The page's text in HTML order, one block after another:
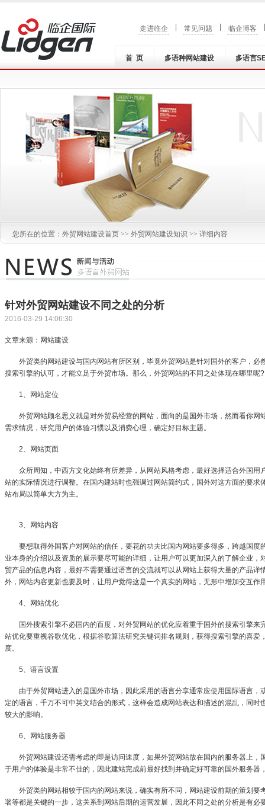
走进临企 常见问题 临企博客
首 页 多语种网站建设 多语言
您所在的位置： 外贸网站建设首页 >> 外贸网站建设知识 >> 详细内容
针对外贸网站建设不同之处的分析
2016-03-29 14:06:30
文章来源：网站建设
外贸类的网站建设与国内网站有所区别，毕竟外贸网站是针对国外的客户，必
搜索引擎的认可，才能立足于外贸市场。那么，外贸网站的不同之处体现在哪里呢?
1、网站定位
外贸网站顾名思义就是对外贸易经营的网站，面向的是国外市场，然而看你网
需求情况，研究用户的体验习惯以及消费心理，确定好目标主题。
2、网站页面
众所周知，中西方文化始终有所差异，从网站风格考虑，最好选择适合外国用
站的实际情况进行调整。在国内建站时也强调过网站简约式，国外对这方面的要求
站布局以简单大方为主。
3、网站内容
要想取得外国客户对网站的信任，要花的功夫比国内网站要多得多，跨越国度
业本身的介绍以及资质的展示要尽可能的详细，让用户可以更加深入的了解企业，
贸产品的信息内容，最好不需要通过语言的交流就可以从网站上获得大量的产品详
外，网站内容更新也要及时，让用户觉得这是一个真实的网站，无形中增加交互作
4、网站优化
国外搜索引擎不必国内的百度，对外贸网站的优化应着重于国外的搜索引擎来
站优化要重视谷歌优化，根据谷歌算法研究关键词排名规则，获得搜索引擎的喜爱
度。
5、语言设置
由于外贸网站进入的是国外市场，因此采用的语言分享通常应使用国际语言，
定的语言，千万不可中英文结合的形式，这样会造成网站表达和描述的混乱，同
较大的影响。
6、网站服务器
外贸网站建设还需考虑的即是访问速度，如果外贸网站放在国内的服务器上，
于用户的体验是非常不佳的，因此建站完成前最好找到并确定好可靠的国外服务器
外贸类的网站相较于国内的网站来说，确实有所不同，网站建设前期的策划要
署等都是关键的一步，这关系到网站后期的运营发展，因此不同之处的分析是有必